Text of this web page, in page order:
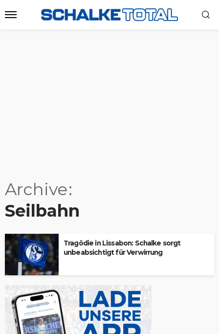
Archive
Seilbahn
Tragödie in Lissabon: Schalke sorgt
unbeabsichtigt für Verwirrung